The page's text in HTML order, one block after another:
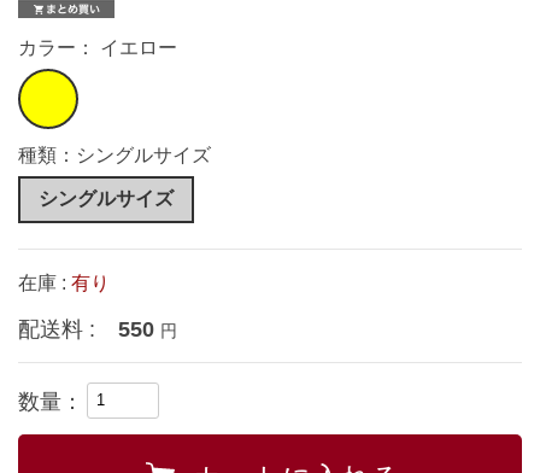
カラー： イエロー
種類：シングルサイズ
シングルサイズ
在庫 : 有り
配送料 : 550 円
数量：